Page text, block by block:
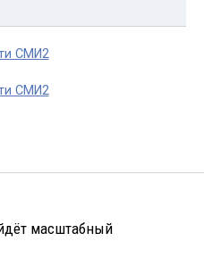
СМИ2
СМИ2
масштабный